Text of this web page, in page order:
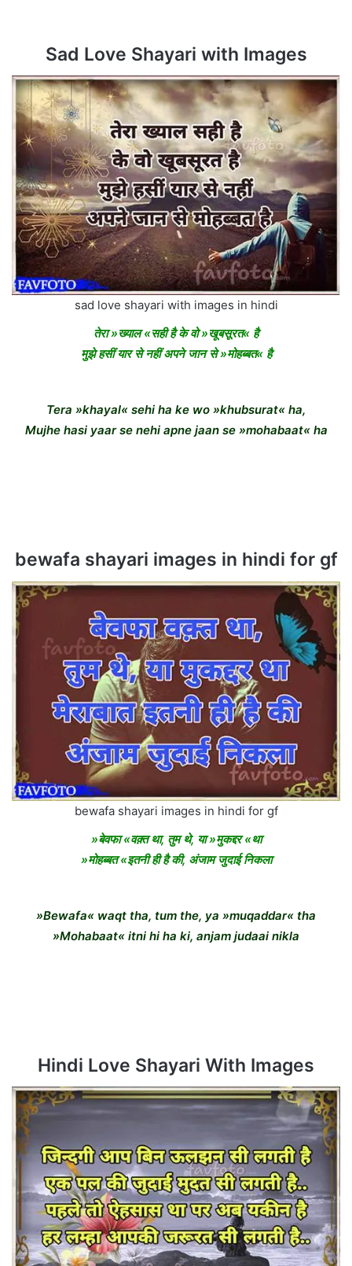
Sad Love Shayari with Images
sad love shayari with images in hindi
तेरा »ख्याल «सही है के वो »खूबसूरत« है
मुझे हसीं यार से नहीं अपने जान से »मोहब्बत« है
Tera »khayal« sehi ha ke wo »khubsurat« ha,
Mujhe hasi yaar se nehi apne jaan se »mohabaat« ha
bewafa shayari images in hindi for gf
bewafa shayari images in hindi for gf
»बेवफा «वक़्त था, तुम थे, या »मुकद्दर «था
»मोहब्बत «इतनी ही है की, अंजाम जुदाई निकला
»Bewafa« waqt tha, tum the, ya »muqaddar« tha
»Mohabaat« itni hi ha ki, anjam judaai nikla
Hindi Love Shayari With Images